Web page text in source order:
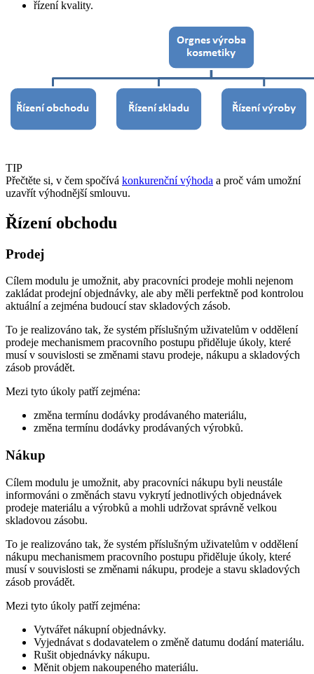
řízení kvality.
TIP
Přečtěte si, v čem spočívá konkurenční výhoda a proč vám umožní
uzavřít výhodnější smlouvu.
Řízení obchodu
Prodej
Cílem modulu je umožnit, aby pracovníci prodeje mohli nejenom
zakládat prodejní objednávky, ale aby měli perfektně pod kontrolou
aktuální a zejména budoucí stav skladových zásob.
To je realizováno tak, že systém příslušným uživatelům v oddělení
prodeje mechanismem pracovního postupu přiděluje úkoly, které
musí v souvislosti se změnami stavu prodeje, nákupu a skladových
zásob provádět.
Mezi tyto úkoly patří zejména:
změna termínu dodávky prodávaného materiálu,
změna termínu dodávky prodávaných výrobků.
Nákup
Cílem modulu je umožnit, aby pracovníci nákupu byli neustále
informováni o změnách stavu vykrytí jednotlivých objednávek
prodeje materiálu a výrobků a mohli udržovat správně velkou
skladovou zásobu.
To je realizováno tak, že systém příslušným uživatelům v oddělení
nákupu mechanismem pracovního postupu přiděluje úkoly, které
musí v souvislosti se změnami nákupu, prodeje a stavu skladových
zásob provádět.
Mezi tyto úkoly patří zejména:
Vytvářet nákupní objednávky.
Vyjednávat s dodavatelem o změně datumu dodání materiálu.
Rušit objednávky nákupu.
Měnit objem nakoupeného materiálu.